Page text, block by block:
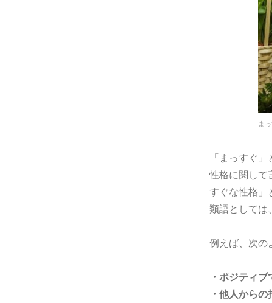
ま
「まっすぐ
性格に関して
すぐな性格」
類語としては
例えば、次の
・ポジティ
・他人から